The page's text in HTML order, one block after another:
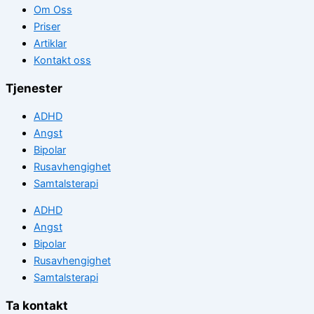
Om Oss
Priser
Artiklar
Kontakt oss
Tjenester
ADHD
Angst
Bipolar
Rusavhengighet
Samtalsterapi
ADHD
Angst
Bipolar
Rusavhengighet
Samtalsterapi
Ta kontakt